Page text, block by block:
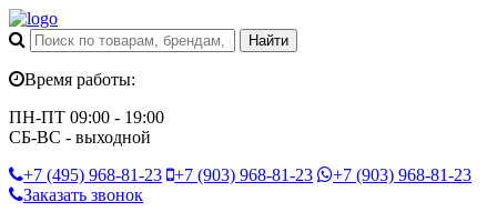
Время работы:
ПН-ПТ 09:00 - 19:00
СБ-ВС - выходной
+7 (495) 968-81-23 +7 (903) 968-81-23 +7 (903) 968-81-23
Заказать звонок